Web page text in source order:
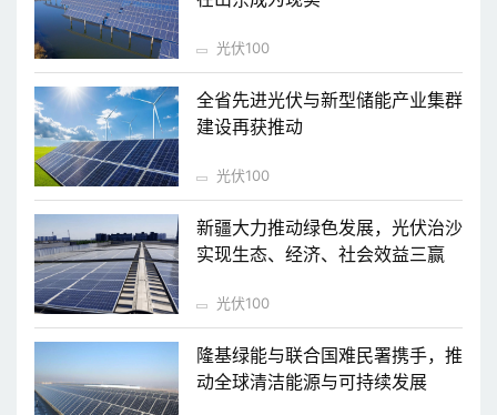
光伏100
全省先进光伏与新型储能产业集群
建设再获推动
光伏100
新疆大力推动绿色发展，光伏治沙
实现生态、经济、社会效益三赢
光伏100
隆基绿能与联合国难民署携手，推
动全球清洁能源与可持续发展